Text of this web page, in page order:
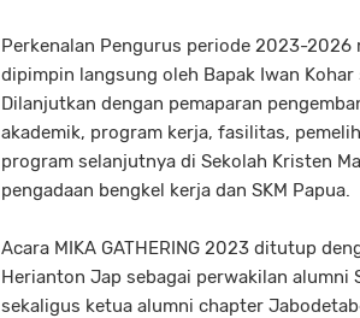
Perkenalan Pengurus periode 2023-2026
dipimpin langsung oleh Bapak Iwan
Dilanjutkan dengan pemaparan
akademik, program kerja, fasilitas,
program selanjutnya di Sekolah Kristen
pengadaan bengkel kerja dan SKM Papua.
Acara MIKA GATHERING 2023 ditutup
Herianton Jap sebagai perwakilan alumni
sekaligus ketua alumni chapter